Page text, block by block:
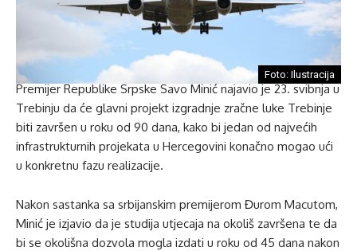
Foto: Ilustracija
Premijer Republike Srpske Savo Minić najavio je 23. svibnja u
Trebinju da će glavni projekt izgradnje zračne luke Trebinje
biti završen u roku od 90 dana, kako bi jedan od najvećih
infrastrukturnih projekata u Hercegovini konačno mogao ući
u konkretnu fazu realizacije.
Nakon sastanka sa srbijanskim premijerom Đurom Macutom,
Minić je izjavio da je studija utjecaja na okoliš završena te da
bi se okolišna dozvola mogla izdati u roku od 45 dana nakon